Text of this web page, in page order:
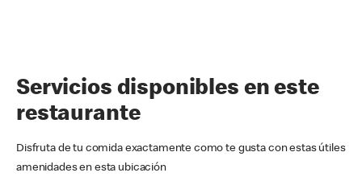
Servicios disponibles en este
restaurante
Disfruta de tu comida exactamente como te gusta con estas útiles
amenidades en esta ubicación